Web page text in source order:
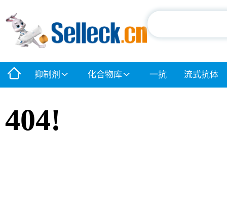
抑制剂 化合物库 一抗 流式抗体
404!